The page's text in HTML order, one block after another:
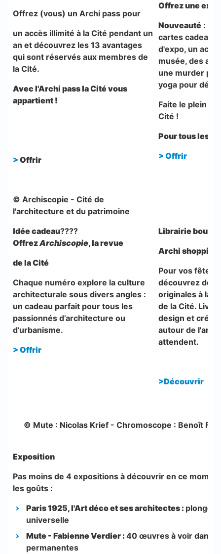
Offrez (vous) un Archi pass pour
un accès illimité à la Cité pendant un
an et découvrez les 13 avantages
qui sont réservés aux membres de
la Cité.
Avec l'Archi pass la Cité vous
appartient !
> Offrir
Offrez une
Nouveauté : la
cartes cadeaux
d'expo, un
musée, des
une murder
yoga pour
Faite le plein
Cité !
Pour tous les
> Offrir
© Archiscopie - Cité de
l'architecture et du patrimoine
Idée cadeau????
OffrezArchiscopie, la revue
de la Cité
Chaque numéro explore la culture
architecturale sous divers angles :
un cadeau parfait pour tous les
passionnés d’architecture ou
d’urbanisme.
> Offrir
Librairie
Archi shopping
Pour vos fêtes
découvrez des
originales à la
de la Cité.
design et
autour de
attendent.
>Découvrir
© Mute : Nicolas Krief - Chromoscope : Benoît
Exposition
Pas moins de 4 expositions à découvrir en ce
les goûts :
Paris 1925, l'Art déco et ses architectes : plongez
universelle
Mute - Fabienne Verdier :40 œuvres à voir dans
permanentes